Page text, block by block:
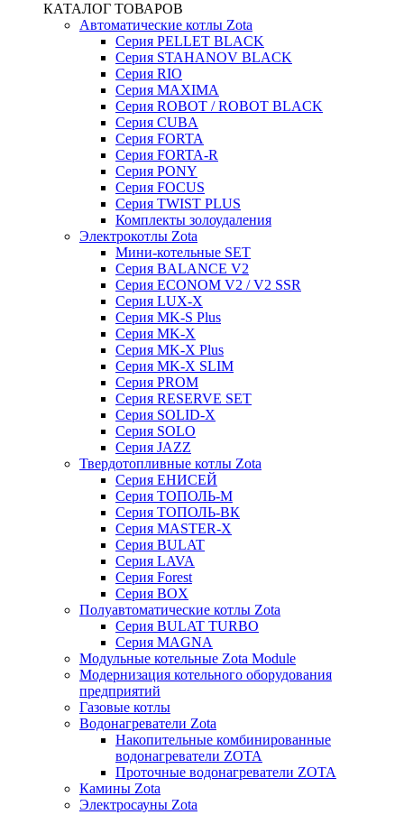
КАТАЛОГ ТОВАРОВ
Автоматические котлы Zota
Серия PELLET BLACK
Серия STAHANOV BLACK
Серия RIO
Серия MAXIMA
Серия ROBOT / ROBOT BLACK
Серия CUBA
Серия FORTA
Серия FORTA-R
Серия PONY
Серия FOCUS
Серия TWIST PLUS
Комплекты золоудаления
Электрокотлы Zota
Мини-котельные SET
Серия BALANCE V2
Серия ECONOM V2 / V2 SSR
Серия LUX-X
Серия MK-S Plus
Серия MK-X
Серия MK-X Plus
Серия MK-X SLIM
Серия PROM
Серия RESERVE SET
Серия SOLID-X
Серия SOLO
Серия JAZZ
Твердотопливные котлы Zota
Серия ЕНИСЕЙ
Серия ТОПОЛЬ-М
Серия ТОПОЛЬ-ВК
Серия MASTER-X
Серия BULAT
Серия LAVA
Серия Forest
Серия BOX
Полуавтоматические котлы Zota
Серия BULAT TURBO
Серия MAGNA
Модульные котельные Zota Module
Модернизация котельного оборудования
предприятий
Газовые котлы
Водонагреватели Zota
Накопительные комбинированные
водонагреватели ZOTA
Проточные водонагреватели ZOTA
Камины Zota
Электросауны Zota